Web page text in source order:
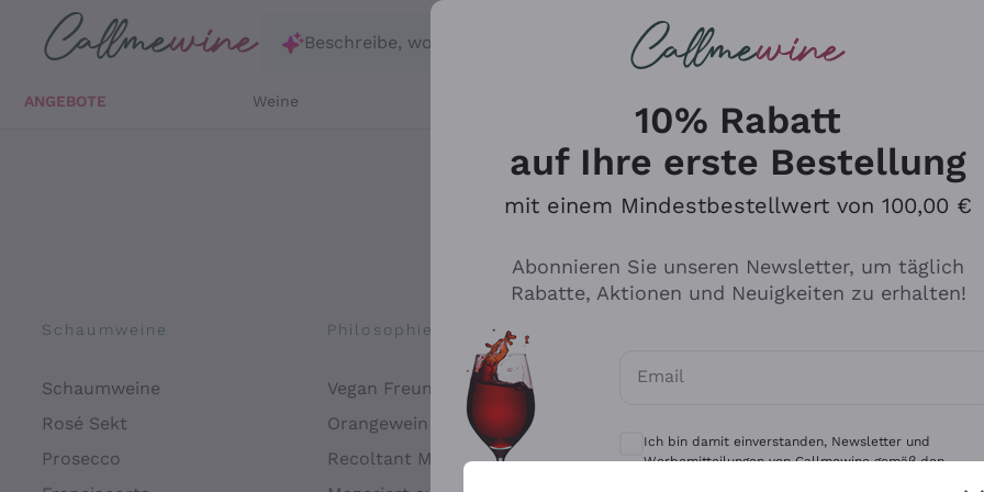
Zum Hauptinhalt springen
Beschreibe, wonach du suchst
ANGEBOTE Weine
Schaumweine
Schaumweine
Rosé Sekt
Prosecco
Philosophien
Vegan Freundlich
Orangewein
Recoltant Manipulant
Antinori
Ca' del Bosco
Gavi
10% Rabatt
auf Ihre erste Bestellung
mit einem Mindestbestellwert von 100,00 €
Abonnieren Sie unseren Newsletter, um täglich
Rabatte, Aktionen und Neuigkeiten zu erhalten!
Email
Optionale Einwilligungen zum Erhalt von
Ich bin damit einverstanden, Newsletter und
Werbemitteilungen von Callmewine gemäß den -